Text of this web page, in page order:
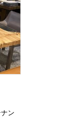
ン